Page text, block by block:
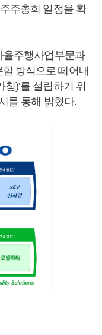
주총회 일정을 확
율주행사업부문과
방식으로 떼어내
)’를 설립하기 위
를 통해 밝혔다.